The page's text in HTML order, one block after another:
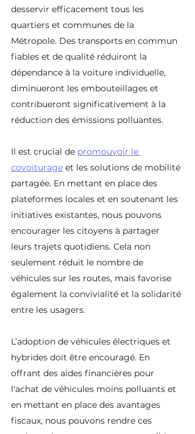
desservir efficacement tous les
quartiers et communes de la
Métropole. Des transports en commun
fiables et de qualité réduiront la
dépendance à la voiture individuelle,
diminueront les embouteillages et
contribueront significativement à la
réduction des émissions polluantes.
Il est crucial de promouvoir le
covoiturage et les solutions de mobilité
partagée. En mettant en place des
plateformes locales et en soutenant les
initiatives existantes, nous pouvons
encourager les citoyens à partager
leurs trajets quotidiens. Cela non
seulement réduit le nombre de
véhicules sur les routes, mais favorise
également la convivialité et la solidarité
entre les usagers.
L’adoption de véhicules électriques et
hybrides doit être encouragé. En
offrant des aides financières pour
l'achat de véhicules moins polluants et
en mettant en place des avantages
fiscaux, nous pouvons rendre ces